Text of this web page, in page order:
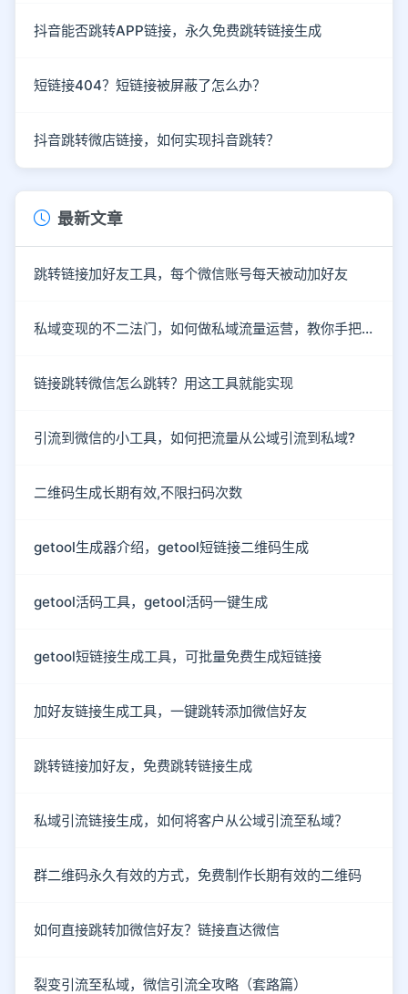
抖音能否跳转APP链接，永久免费跳转链接生成
短链接404？短链接被屏蔽了怎么办？
抖音跳转微店链接，如何实现抖音跳转？
最新文章
跳转链接加好友工具，每个微信账号每天被动加好友
私域变现的不二法门，如何做私域流量运营，教你手把手入行
链接跳转微信怎么跳转？用这工具就能实现
引流到微信的小工具，如何把流量从公域引流到私域?
二维码生成长期有效,不限扫码次数
getool生成器介绍，getool短链接二维码生成
getool活码工具，getool活码一键生成
getool短链接生成工具，可批量免费生成短链接
加好友链接生成工具，一键跳转添加微信好友
跳转链接加好友，免费跳转链接生成
私域引流链接生成，如何将客户从公域引流至私域？
群二维码永久有效的方式，免费制作长期有效的二维码
如何直接跳转加微信好友？链接直达微信
裂变引流至私域，微信引流全攻略（套路篇）